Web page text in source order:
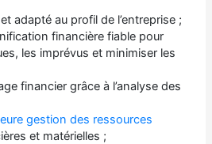
adapté au profil de l’entreprise ;
financière fiable pour
les imprévus et minimiser les
financier grâce à l’analyse des
gestion des ressources
et matérielles ;